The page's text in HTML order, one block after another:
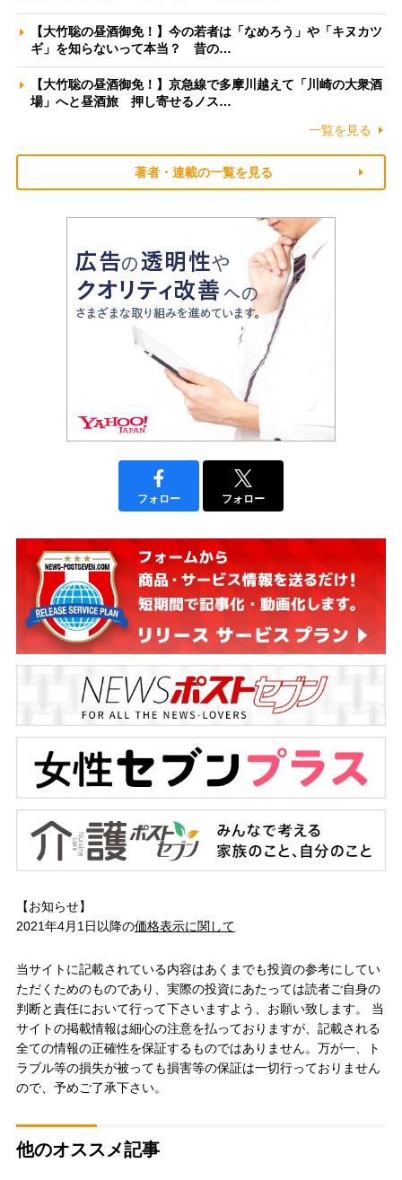
【大竹聡の昼酒御免！】今の若者は「なめろう」や「キヌカツ
ギ」を知らないって本当？ 昔の…
【大竹聡の昼酒御免！】京急線で多摩川越えて「川崎の大衆酒
場」へと昼酒旅 押し寄せるノス…
一覧を見る
著者・連載の一覧を見る
フォロー フォロー
【お知らせ】
2021年4月1日以降の価格表示に関して
当サイトに記載されている内容はあくまでも投資の参考にしてい
ただくためのものであり、実際の投資にあたっては読者ご自身の
判断と責任において行って下さいますよう、お願い致します。 当
サイトの掲載情報は細心の注意を払っておりますが、記載される
全ての情報の正確性を保証するものではありません。万が一、ト
ラブル等の損失が被っても損害等の保証は一切行っておりません
ので、予めご了承下さい。
他のオススメ記事